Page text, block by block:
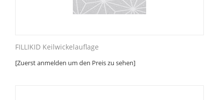
FILLIKID Keilwickelauflage
[Zuerst anmelden um den Preis zu sehen]